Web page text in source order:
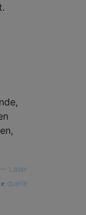
Laser
quelle